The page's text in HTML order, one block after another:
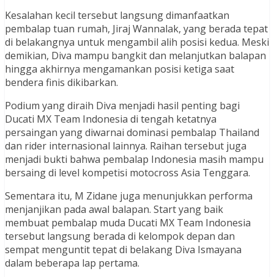
Kesalahan kecil tersebut langsung dimanfaatkan
pembalap tuan rumah, Jiraj Wannalak, yang berada tepat
di belakangnya untuk mengambil alih posisi kedua. Meski
demikian, Diva mampu bangkit dan melanjutkan balapan
hingga akhirnya mengamankan posisi ketiga saat
bendera finis dikibarkan.
Podium yang diraih Diva menjadi hasil penting bagi
Ducati MX Team Indonesia di tengah ketatnya
persaingan yang diwarnai dominasi pembalap Thailand
dan rider internasional lainnya. Raihan tersebut juga
menjadi bukti bahwa pembalap Indonesia masih mampu
bersaing di level kompetisi motocross Asia Tenggara.
Sementara itu, M Zidane juga menunjukkan performa
menjanjikan pada awal balapan. Start yang baik
membuat pembalap muda Ducati MX Team Indonesia
tersebut langsung berada di kelompok depan dan
sempat menguntit tepat di belakang Diva Ismayana
dalam beberapa lap pertama.